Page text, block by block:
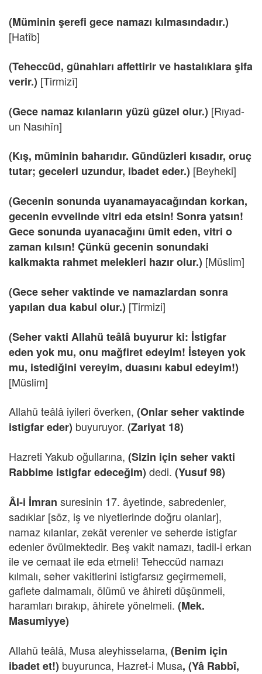
(Müminin şerefi gece namazı kılmasındadır.)
[Hatîb]
(Teheccüd, günahları affettirir ve hastalıklara şifa
verir.) [Tirmizî]
(Gece namaz kılanların yüzü güzel olur.) [Rıyad-
un Nasıhîn]
(Kış, müminin baharıdır. Gündüzleri kısadır, oruç
tutar; geceleri uzundur, ibadet eder.) [Beyheki]
(Gecenin sonunda uyanamayacağından korkan,
gecenin evvelinde vitri eda etsin! Sonra yatsın!
Gece sonunda uyanacağını ümit eden, vitri o
zaman kılsın! Çünkü gecenin sonundaki
kalkmakta rahmet melekleri hazır olur.) [Müslim]
(Gece seher vaktinde ve namazlardan sonra
yapılan dua kabul olur.) [Tirmizi]
(Seher vakti Allahü teâlâ buyurur ki: İstigfar
eden yok mu, onu mağfiret edeyim! İsteyen yok
mu, istediğini vereyim, duasını kabul edeyim!)
[Müslim]
Allahü teâlâ iyileri överken, (Onlar seher vaktinde
istigfar eder) buyuruyor. (Zariyat 18)
Hazreti Yakub oğullarına, (Sizin için seher vakti
Rabbime istigfar edeceğim) dedi. (Yusuf 98)
Âl-i İmran suresinin 17. âyetinde, sabredenler,
sadıklar [söz, iş ve niyetlerinde doğru olanlar],
namaz kılanlar, zekât verenler ve seherde istigfar
edenler övülmektedir. Beş vakit namazı, tadil-i erkan
ile ve cemaat ile eda etmeli! Teheccüd namazı
kılmalı, seher vakitlerini istigfarsız geçirmemeli,
gaflete dalmamalı, ölümü ve âhireti düşünmeli,
haramları bırakıp, âhirete yönelmeli. (Mek.
Masumiyye)
Allahü teâlâ, Musa aleyhisselama, (Benim için
ibadet et!) buyurunca, Hazret-i Musa, (Yâ Rabbî,